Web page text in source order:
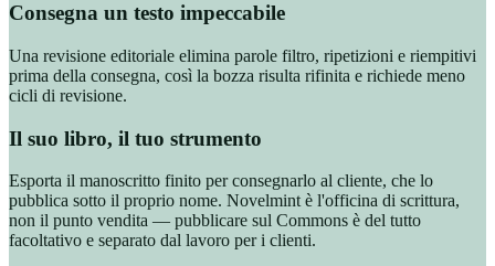
Consegna un testo impeccabile
Una revisione editoriale elimina parole filtro, ripetizioni e riempitivi
prima della consegna, così la bozza risulta rifinita e richiede meno
cicli di revisione.
Il suo libro, il tuo strumento
Esporta il manoscritto finito per consegnarlo al cliente, che lo
pubblica sotto il proprio nome. Novelmint è l'officina di scrittura,
non il punto vendita — pubblicare sul Commons è del tutto
facoltativo e separato dal lavoro per i clienti.